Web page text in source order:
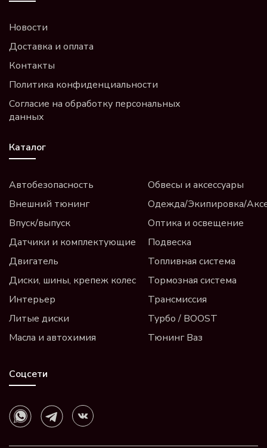
Новости
Доставка и оплата
Контакты
Политика конфиденциальности
Согласие на обработку персональных
данных
Каталог
Автобезопасность
Внешний тюнинг
Впуск/выпуск
Датчики и комплектующие
Двигатель
Диски, шины, крепеж колес
Интерьер
Литые диски
Масла и автохимия
Обвесы и аксессуары
Одежда/Экипировка/
Оптика и освещение
Подвеска
Топливная система
Тормозная система
Трансмиссия
Турбо / BOOST
Тюнинг Ваз
Соцсети